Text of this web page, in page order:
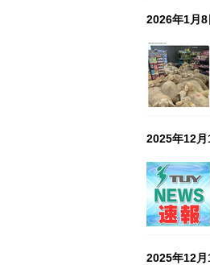
2026年1月8
2025年12月
2025年12月